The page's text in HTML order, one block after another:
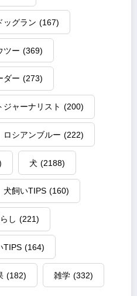
ッグラン (167)
ツー (369)
ダー (273)
ジャーナリスト (200)
ロシアンブルー (222)
犬 (2188)
犬飼いTIPS (160)
し (221)
TIPS (164)
(182) 雑学 (332)